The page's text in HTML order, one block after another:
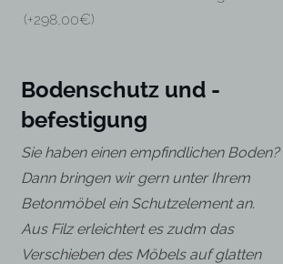
(+298,00€)
Bodenschutz und -
befestigung
Sie haben einen empfindlichen Boden?
Dann bringen wir gern unter Ihrem
Betonmöbel ein Schutzelement an.
Aus Filz erleichtert es zudm das
Verschieben des Möbels auf glatten